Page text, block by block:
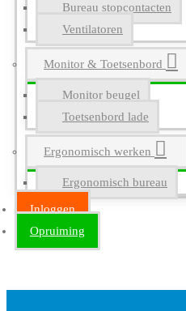
Bureau stopcontacten
Ventilatoren
Monitor & Toetsenbord
Monitor beugel
Toetsenbord lade
Ergonomisch werken
Ergonomisch bureau
Inloggen
Opruiming